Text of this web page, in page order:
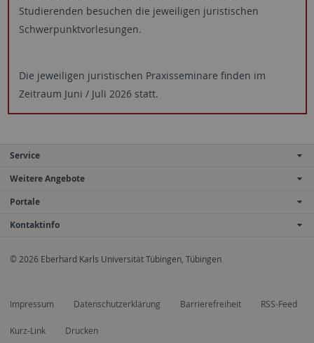
Studierenden besuchen die jeweiligen juristischen
Schwerpunktvorlesungen.
Die jeweiligen juristischen Praxisseminare finden im
Zeitraum Juni / Juli 2026 statt.
Service
Weitere Angebote
Portale
Kontaktinfo
© 2026 Eberhard Karls Universität Tübingen, Tübingen
Impressum Datenschutzerklärung Barrierefreiheit RSS-Feed
Kurz-Link Drucken